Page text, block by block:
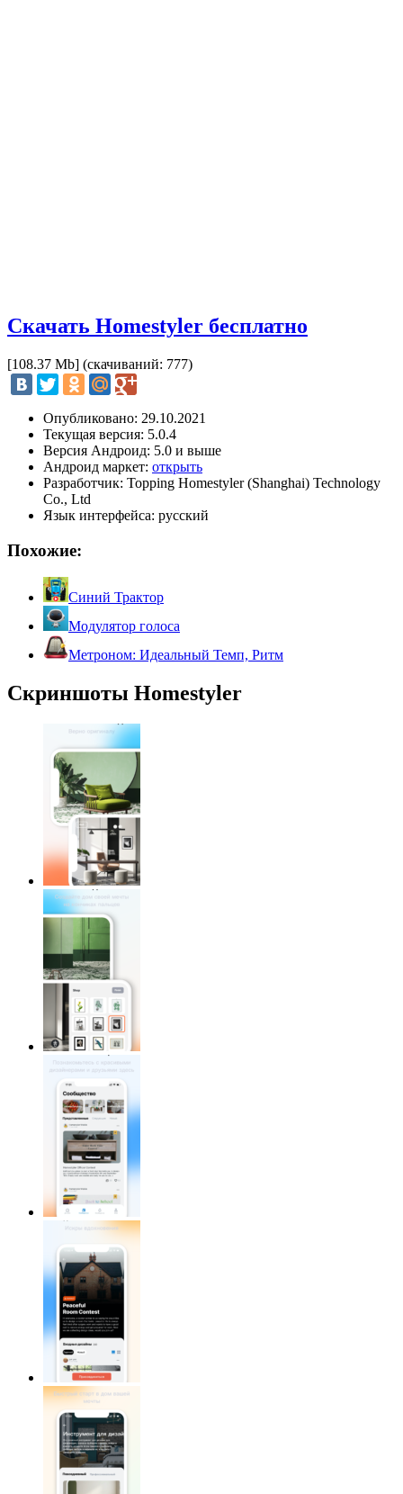
Скачать Homestyler бесплатно
[108.37 Mb] (cкачиваний: 777)
Опубликовано: 29.10.2021
Текущая версия: 5.0.4
Версия Андроид: 5.0 и выше
Андроид маркет: открыть
Разработчик: Topping Homestyler (Shanghai) Technology
Co., Ltd
Язык интерфейса: русский
Похожие:
Синий Трактор
Модулятор голоса
Метроном: Идеальный Темп, Ритм
Скриншоты Homestyler